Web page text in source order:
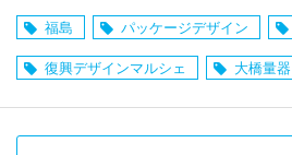
福島 パッケージデザイン
復興デザインマルシェ 大橋量器